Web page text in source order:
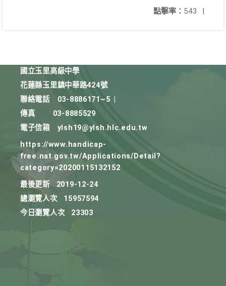
點擊率： 543 |
國立玉里高級中學
花蓮縣玉里鎮中華路424號
聯絡電話
03-8886171~5
傳真
03-8885529
電子信箱
ylsh19@ylsh.hlc.edu.tw
https://www.handicap-
free.nat.gov.tw/Applications/Detail?
category=20200115132152
最後更新
2019-12-24
總瀏覽人次
15957594
今日瀏覽人次
23303